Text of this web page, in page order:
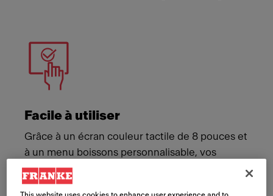
Facile à utiliser
Grâce à un écran couleur tactile de 8 pouces et
à un menu boissons personnalisable, vos
employés et vos clients pourront aisément
créer un moment café mémorable.